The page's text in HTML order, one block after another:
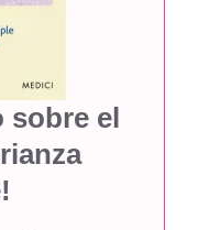
sobre el